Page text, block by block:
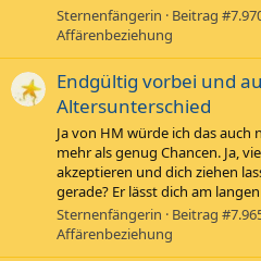
Sternenfängerin
Beitrag
Affärenbeziehung
Endgültig vorbei und
Altersunterschied
Ja von HM würde ich das
mehr als genug Chancen. Ja,
akzeptieren und dich ziehen
gerade? Er lässt dich am
Sternenfängerin
Beitrag
Affärenbeziehung